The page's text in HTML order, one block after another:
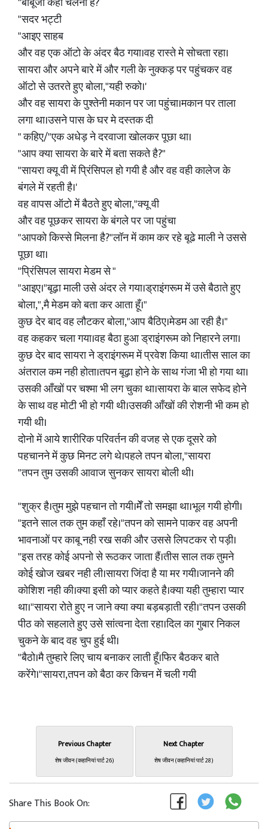
"सदर भट्टी
"आइए साहब
और वह एक ऑटो के अंदर बैठ गया।वह रास्ते मे सोचता रहा।
सायरा और अपने बारे में और गली के नुक्कड़ पर पहुंचकर वह
ऑटो से उतरते हुए बोला,"यही रुको।'
और वह सायरा के पुश्तेनी मकान पर जा पहुंचा।मकान पर ताला
लगा था।उसने पास के घर मे दस्तक दी
" कहिए/"एक अधेड़ ने दरवाजा खोलकर पूछा था।
"आप क्या सायरा के बारे में बता सकते है?"
"सायरा क्यू वी में प्रिंसिपल हो गयी है और वह वही कालेज के
बंगले में रहती है।'
वह वापस ऑटो में बैठते हुए बोला,"क्यू वी
और वह पूछकर सायरा के बंगले पर जा पहुंचा
"आपको किस्से मिलना है?"लॉन में काम कर रहे बूढे माली ने उससे
पूछा था।
"प्रिंसिपल सायरा मेडम से "
"आइए।"बूढ़ा माली उसे अंदर ले गया।ड्राइंगरूम में उसे बैठाते हुए
बोला,",मै मेडम को बता कर आता हूँ।"
कुछ देर बाद वह लौटकर बोला,"आप बैठिए।मेडम आ रही है।"
वह कहकर चला गया।वह बैठा हुआ ड्राइंगरूम को निहारने लगा।
कुछ देर बाद सायरा ने ड्राइंगरूम में प्रवेश किया था।तीस साल का
अंतराल कम नही होता।तपन बूढ़ा होने के साथ गंजा भी हो गया था।
उसकी आँखों पर चश्मा भी लग चुका था।सायरा के बाल सफेद होने
के साथ वह मोटी भी हो गयी थी।उसकी आँखों की रोशनी भी कम हो
गयी थी।
दोनो में आये शारीरिक परिवर्तन की वजह से एक दूसरे को
पहचानने में कुछ मिनट लगे थे।पहले तपन बोला,"सायरा
"तपन तुम उसकी आवाज सुनकर सायरा बोली थी।
"शुक्र है।तुम मुझे पहचान तो गयी।मेँ तो समझा था।भूल गयी होगी।
"इतने साल तक तुम कहाँ रहे।"तपन को सामने पाकर वह अपनी
भावनाओं पर काबू नही रख सकी और उससे लिपटकर रो पड़ी।
"इस तरह कोई अपनो से रूठकर जाता हैं।तीस साल तक तुमने
कोई खोज खबर नही ली।सायरा जिंदा है या मर गयी।जानने की
कोशिश नही की।क्या इसी को प्यार कहते है।क्या यही तुम्हारा प्यार
था।"सायरा रोते हुए न जाने क्या क्या बड़बड़ाती रही।"तपन उसकी
पीठ को सहलाते हुए उसे सांत्वना देता रहा।दिल का गुबार निकल
चुकने के बाद वह चुप हुई थी।
"बैठो।मै तुम्हारे लिए चाय बनाकर लाती हूँ।फिर बैठकर बाते
करेंगे।"सायरा,तपन को बैठा कर किचन में चली गयी
Previous Chapter
शेष जीवन (कहानियां पार्ट 26)
Next Chapter
शेष जीवन (कहानियां पार्ट 28)
Share This Book On: